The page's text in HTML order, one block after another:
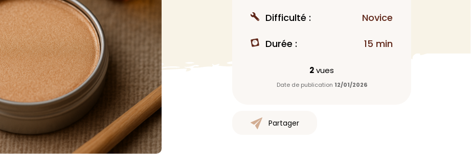
VAISELLE
Liquide Vaiselle
Entretien Lave Vaiselle
Autre
> Voir tout
DIVERS
Spécial Covid
Automobile
Insecticide
> Voir tout
BAIN ET DOUCHE
Gel douche
Savon
Huile de bain
Pain moussant
Bombe de bain
Autre
> Voir tout
Spray corporel
MAQUILLAGE
Rouge à lèvres
Fond de teint
Anti-cerne
Yeux
Highlighter
Difficulté : Novice
Durée : 15 min
2vues
Date de publication 12/01/2026
Partager